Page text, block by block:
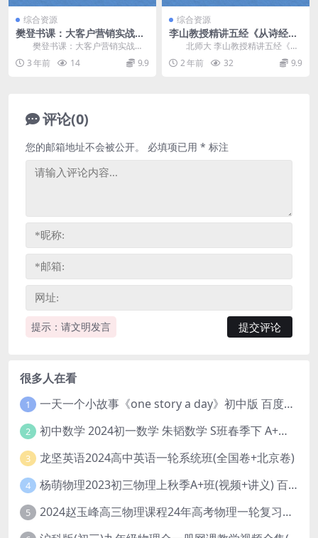
综合资源
樊登书课：大客户营销实战
（完结）百度网盘分享
樊登书课：大客户营销实战，
完结版百度网盘分享1.47G高清视
频。 资源目录...
3 年前 14 9.9
综合资源
李山教授精讲五经《从诗经到
周易24讲视频》百度网盘分享
北师大 李山教授精讲五经《从
诗经到周易24讲视频》，涵盖《诗
经》《周易》《尚...
2 年前 32 9.9
评论(0)
提示：请文明发言
您的邮箱地址不会被公开。 必填项已用 * 标注
很多人在看
1 一天一个小故事《one story a day》初中版 百度网盘分享下载
2 初中数学 2024初一数学 朱韬数学 S班春季下 A+班春季下 百度云网盘
3 龙坚英语2024高中英语一轮系统班(全国卷+北京卷)
4 杨萌物理2023初三物理上秋季A+班(视频+讲义) 百度网盘分享
5 2024赵玉峰高三物理课程24年高考物理一轮复习网课教程